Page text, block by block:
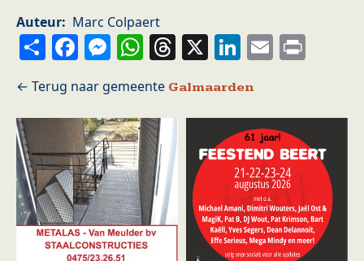
Auteur
Marc Colpaert
ShareFacebook
Messenger
WhatsApp
Threads
X LinkedIn
Email
Galmaarden